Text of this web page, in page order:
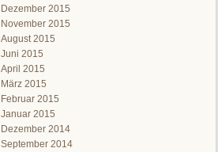
Dezember 2015
November 2015
August 2015
Juni 2015
April 2015
März 2015
Februar 2015
Januar 2015
Dezember 2014
September 2014